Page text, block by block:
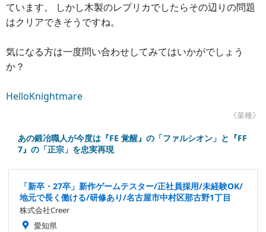
ています。 しかし木製のレプリカでしたらその辺りの問題
はクリアできそうですね。
気になる方は一度問い合わせしてみてはいかがでしょう
か？
HelloKnightmare
《菜種》
あの鍛冶職人が今度は『FE 覚醒』の「ファルシオン」と『FF
7』の「正宗」を忠実再現
「新卒・27卒」新作ゲームテスター/正社員採用/未経験OK/
地元で長く働ける/研修あり/名古屋市中村区那古野1丁目
株式会社Creer
愛知県